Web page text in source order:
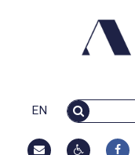
EN